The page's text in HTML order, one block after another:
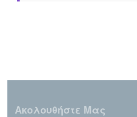
Ακολουθήστε Μας